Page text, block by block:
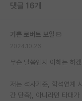
댓글 16개
기쁜 로버트 보일
무슨 말씀인지 이해는 하겠
저는 석사기준, 학석연계
간 단축), 아니라면 타대